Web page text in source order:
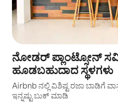
ನೋಡರ್ ಪ್ಲಾಂಟ್ಸೋನ್
ಹೂಡಬಹುದಾದ ಸ್ಥಳಗಳು
Airbnb ನಲ್ಲಿ ವಿಶಿಷ್ಟ ರಜಾ ಬಾಡಿಗೆ
ಇನ್ನಷ್ಟು ಬುಕ್ ಮಾಡಿ